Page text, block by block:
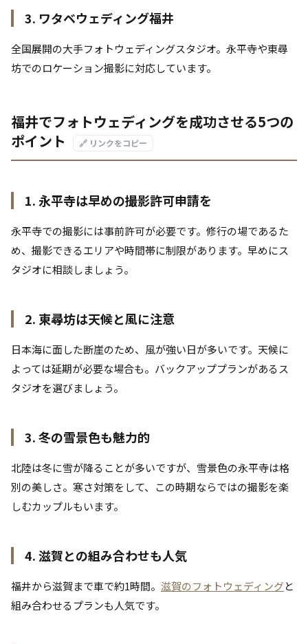
3. ワタベウェディング福井
全国展開の大手フォトウェディングスタジオ。永平寺や東尋
坊でのロケーション撮影に対応しています。
福井でフォトウェディングを成功させる5つの
ポイント
🔗 リンクをコピー
1. 永平寺は早めの撮影許可申請を
永平寺での撮影には事前許可が必要です。修行の場であるた
め、撮影できるエリアや時間帯に制限があります。早めにス
タジオに相談しましょう。
2. 東尋坊は天候と風に注意
日本海に面した断崖のため、風が強い日が多いです。天候に
よっては延期が必要な場合も。バックアッププランがあるス
タジオを選びましょう。
3. 冬の雪景色も魅力的
北陸は冬に雪が降ることが多いですが、雪景色の永平寺は格
別の美しさ。寒さ対策をして、この時期ならではの撮影を楽
しむカップルもいます。
4. 滋賀との組み合わせも人気
福井から滋賀まで車で約1時間。 滋賀のフォトウェディングと
組み合わせるプランも人気です。